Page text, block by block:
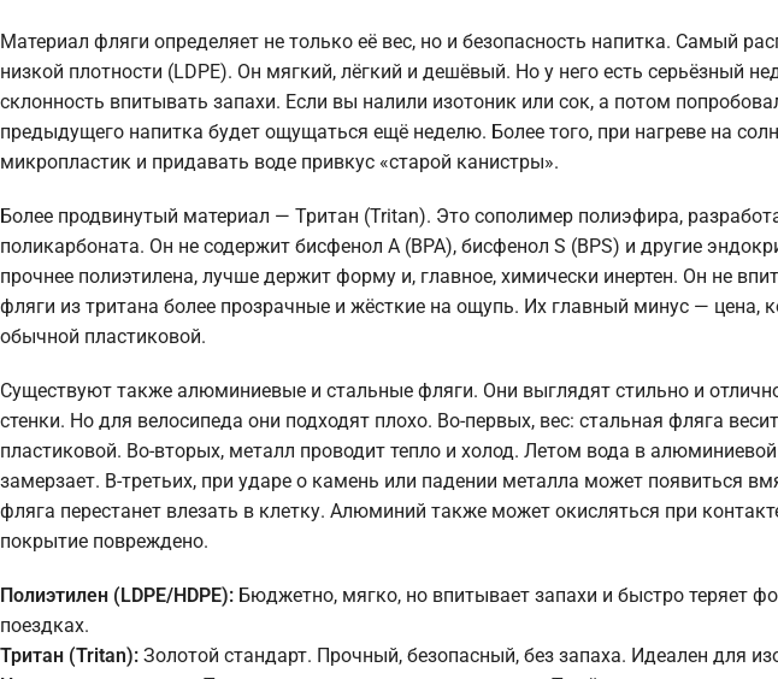
Материал фляги определяет не только её вес, но и безопасность напитка. Самый
низкой плотности (LDPE). Он мягкий, лёгкий и дешёвый. Но у него есть серьёзный
склонность впитывать запахи. Если вы налили изотоник или сок, а потом
предыдущего напитка будет ощущаться ещё неделю. Более того, при нагреве на
микропластик и придавать воде привкус «старой канистры».
Более продвинутый материал — Тритан (Tritan). Это сополимер полиэфира,
поликарбоната. Он не содержит бисфенол А (BPA), бисфенол S (BPS) и другие
прочнее полиэтилена, лучше держит форму и, главное, химически инертен. Он не
фляги из тритана более прозрачные и жёсткие на ощупь. Их главный минус —
обычной пластиковой.
Существуют также алюминиевые и стальные фляги. Они выглядят стильно и
стенки. Но для велосипеда они подходят плохо. Во-первых, вес: стальная фляга
пластиковой. Во-вторых, металл проводит тепло и холод. Летом вода в
замерзает. В-третьих, при ударе о камень или падении металла может появиться
фляга перестанет влезать в клетку. Алюминий также может окисляться при
покрытие повреждено.
Полиэтилен (LDPE/HDPE): Бюджетно, мягко, но впитывает запахи и быстро теряет
поездках.
Тритан (Tritan): Золотой стандарт. Прочный, безопасный, без запаха. Идеален для